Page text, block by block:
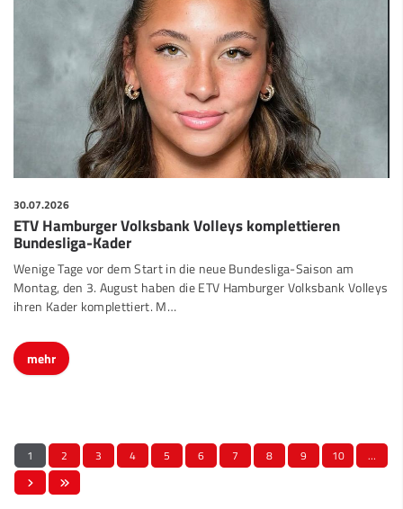
30.07.2026
ETV Hamburger Volksbank Volleys komplettieren
Bundesliga-Kader
Wenige Tage vor dem Start in die neue Bundesliga-Saison am
Montag, den 3. August haben die ETV Hamburger Volksbank Volleys
ihren Kader komplettiert. M…
mehr
1 2 3 4 5 6 7 8 9 10 …